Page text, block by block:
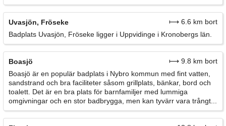
Uvasjön, Fröseke
⟼ 6.6 km bort
Badplats Uvasjön, Fröseke ligger i Uppvidinge i Kronobergs län.
Boasjö
⟼ 9.8 km bort
Boasjö är en populär badplats i Nybro kommun med fint vatten,
sandstrand och bra faciliteter såsom grillplats, bänkar, bord och
toalett. Det är en bra plats för barnfamiljer med lummiga
omgivningar och en stor badbrygga, men kan tyvärr vara trångt...